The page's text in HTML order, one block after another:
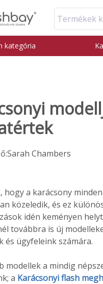
Termékek
kategória
Chambers
hogy a karácsony
közeledik, és ez
idén keményen
továbbra is új
és ügyfeleink számára.
modellek a mindig
a Karácsonyi flash